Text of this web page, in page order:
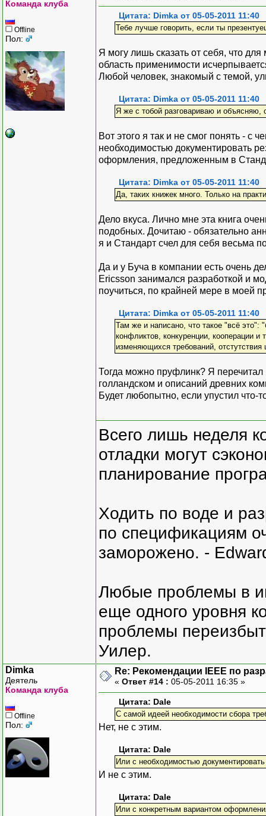
Команда клуба
Offline
Пол:
Цитата: Dimka от 05-05-2011 11:40
Тебе лучше говорить, если ты
Я могу лишь сказать от себя, что
область применимости
Любой человек, знакомый с темой,
Цитата: Dimka от 05-05-2011 11:40
Я же с тобой разговариваю и объясняю,
Вот этого я так и не смог понять -
необходимостью документировать
оформления, предложенным в
Цитата: Dimka от 05-05-2011 11:40
Да, таких книжек много. Только на
Дело вкуса. Лично мне эта книга
подобных. Дочитаю - обязательно
я и Стандарт счел для себя весьма
Да и у Буча в компании есть очень
Ericsson занимался разработкой и
поучиться, по крайней мере в моей
Цитата: Dimka от 05-05-2011 11:40
Там же и написано, что такое "всё
конфликтов, конкуренции, кооперации
изменяющихся требований, отстутствия
Тогда можно пруфлинк? Я
голландском и описаний древних
Будет любопытно, если упустил что-
Всего лишь неделя
отладки могут
планирование
Ходить по воде и
по спецификациям
заморожено. -
Любые проблемы в
еще одного уровня
проблемы
Уилер.
Dimka
Деятель
Команда клуба
Offline
Пол:
Re: Рекомендации IEEE по
« Ответ #14 : 05-05-2011 16:35 »
Цитата: Dale
С самой идеей необходимости сбора
Нет, не с этим.
Цитата: Dale
Или с необходимостью
И не с этим.
Цитата: Dale
Или с конкретным вариантом